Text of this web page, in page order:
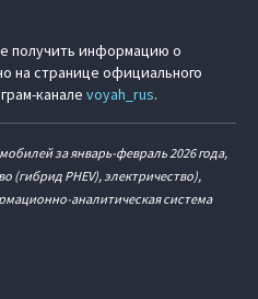
получить информацию о
на странице официального
канале voyah_rus.
за январь-февраль 2026 года,
(гибрид PHEV), электричество),
аналитическая система